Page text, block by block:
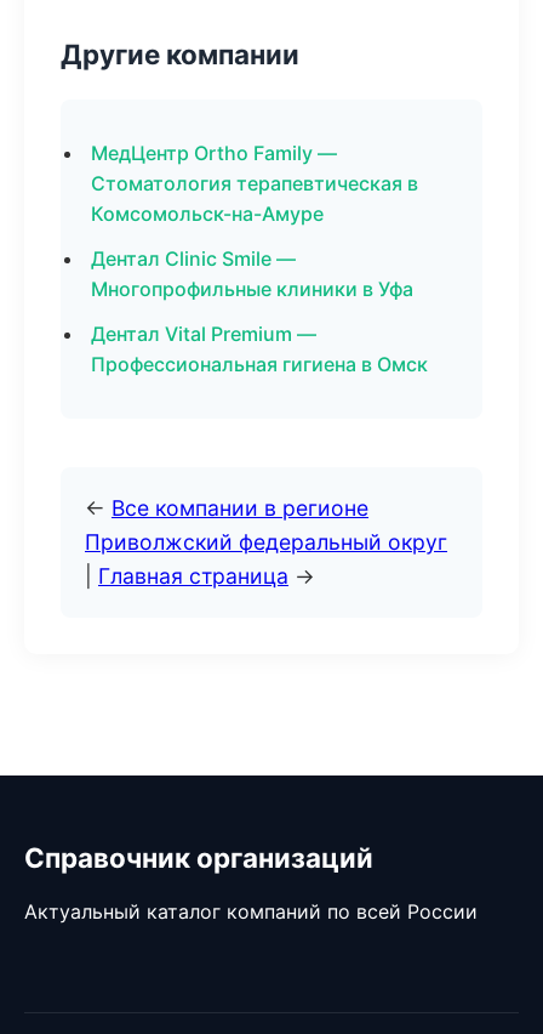
Другие компании
МедЦентр Ortho Family —
Стоматология терапевтическая в
Комсомольск-на-Амуре
Дентал Clinic Smile —
Многопрофильные клиники в Уфа
Дентал Vital Premium —
Профессиональная гигиена в Омск
← Все компании в регионе
Приволжский федеральный округ
Главная страница →
Справочник организаций
Актуальный каталог компаний по всей России